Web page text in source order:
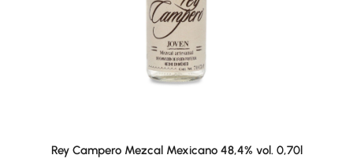
Rey Campero Mezcal Mexicano 48,4% vol. 0,70l